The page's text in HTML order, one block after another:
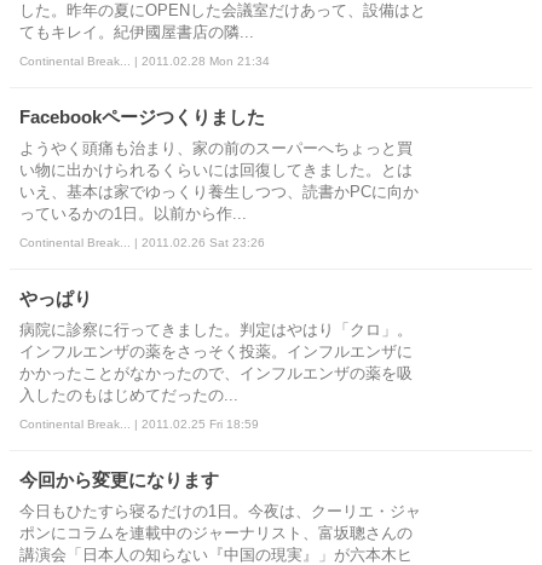
した。昨年の夏にOPENした会議室だけあって、設備はと
てもキレイ。紀伊國屋書店の隣...
Continental Break... | 2011.02.28 Mon 21:34
Facebookページつくりました
ようやく頭痛も治まり、家の前のスーパーへちょっと買
い物に出かけられるくらいには回復してきました。とは
いえ、基本は家でゆっくり養生しつつ、読書かPCに向か
っているかの1日。以前から作...
Continental Break... | 2011.02.26 Sat 23:26
やっぱり
病院に診察に行ってきました。判定はやはり「クロ」。
インフルエンザの薬をさっそく投薬。インフルエンザに
かかったことがなかったので、インフルエンザの薬を吸
入したのもはじめてだったの...
Continental Break... | 2011.02.25 Fri 18:59
今回から変更になります
今日もひたすら寝るだけの1日。今夜は、クーリエ・ジャ
ポンにコラムを連載中のジャーナリスト、富坂聰さんの
講演会「日本人の知らない『中国の現実』」が六本木ヒ